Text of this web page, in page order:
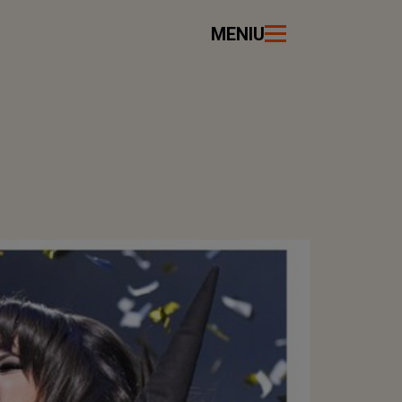
MENIU